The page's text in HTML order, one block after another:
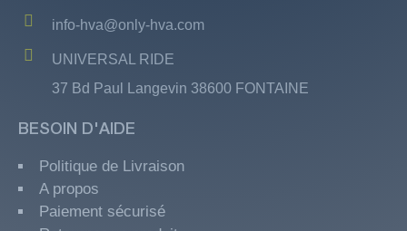
info-hva@only-hva.com
UNIVERSAL RIDE
37 Bd Paul Langevin 38600 FONTAINE
BESOIN D'AIDE
Politique de Livraison
A propos
Paiement sécurisé